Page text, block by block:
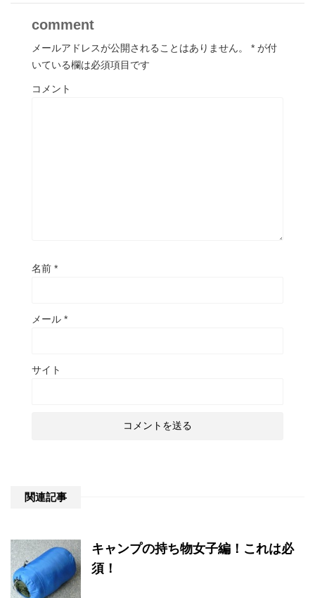
comment
メールアドレスが公開されることはありません。 * が付
いている欄は必須項目です
コメント
名前 *
メール *
サイト
関連記事
キャンプの持ち物女子編！これは必
須！